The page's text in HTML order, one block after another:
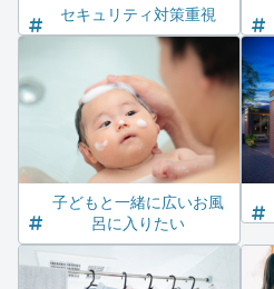
セキュリティ対策重視
子どもと一緒に広いお風
呂に入りたい